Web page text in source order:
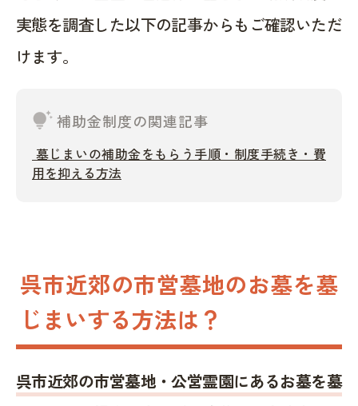
実態を調査した以下の記事からもご確認いただ
けます。
tips_and_updates補助金制度の関連記事
墓じまいの補助金をもらう手順・制度手続き・費
用を抑える方法
呉市近郊の市営墓地のお墓を墓
じまいする方法は？
呉市近郊の市営墓地・公営霊園にあるお墓を墓